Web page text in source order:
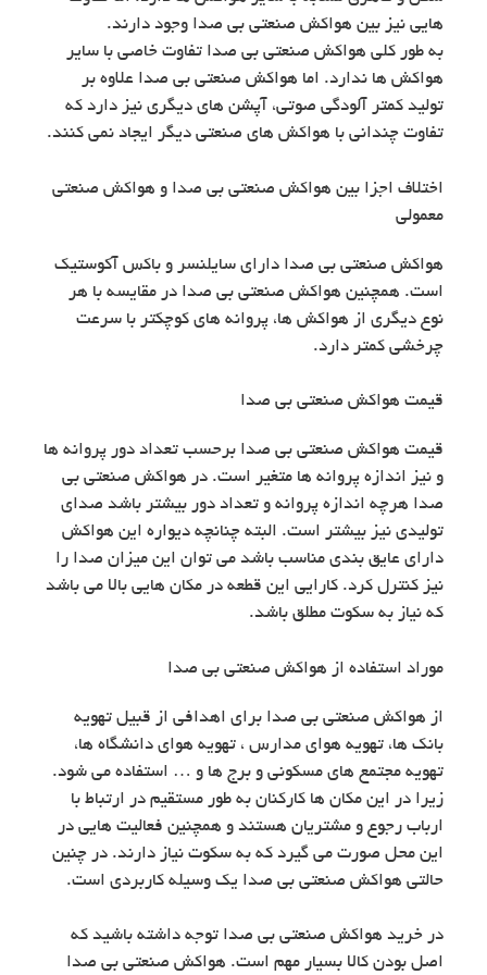
هایی نیز بین هواکش صنعتی بی صدا وجود دارند.
به طور کلی هواکش صنعتی بی صدا تفاوت خاصی با سایر
هواکش ها ندارد. اما هواکش صنعتی بی صدا علاوه بر
تولید کمتر آلودگی صوتی، آپشن های دیگری نیز دارد که
تفاوت چندانی با هواکش های صنعتی دیگر ایجاد نمی کنند.
اختلاف اجزا بین هواکش صنعتی بی صدا و هواکش صنعتی
معمولی
هواکش صنعتی بی صدا دارای سایلنسر و باکس آکوستیک
است. همچنین هواکش صنعتی بی صدا در مقایسه با هر
نوع دیگری از هواکش ها، پروانه های کوچکتر با سرعت
چرخشی کمتر دارد.
قیمت هواکش صنعتی بی صدا
قیمت هواکش صنعتی بی صدا برحسب تعداد دور پروانه ها
و نیز اندازه پروانه ها متغیر است. در هواکش صنعتی بی
صدا هرچه اندازه پروانه و تعداد دور بیشتر باشد صدای
تولیدی نیز بیشتر است. البته چنانچه دیواره این هواکش
دارای عایق بندی مناسب باشد می توان این میزان صدا را
نیز کنترل کرد. کارایی این قطعه در مکان هایی بالا می باشد
که نیاز به سکوت مطلق باشد.
موراد استفاده از هواکش صنعتی بی صدا
از هواکش صنعتی بی صدا برای اهدافی از قبیل تهویه
بانک ها، تهویه هوای مدارس ، تهویه هوای دانشگاه ها،
تهویه مجتمع های مسکونی و برج ها و … استفاده می شود.
زیرا در این مکان ها کارکنان به طور مستقیم در ارتباط با
ارباب رجوع و مشتریان هستند و همچنین فعالیت هایی در
این محل صورت می گیرد که به سکوت نیاز دارند. در چنین
حالتی هواکش صنعتی بی صدا یک وسیله کاربردی است.
در خرید هواکش صنعتی بی صدا توجه داشته باشید که
اصل بودن کالا بسیار مهم است. هواکش صنعتی بی صدا